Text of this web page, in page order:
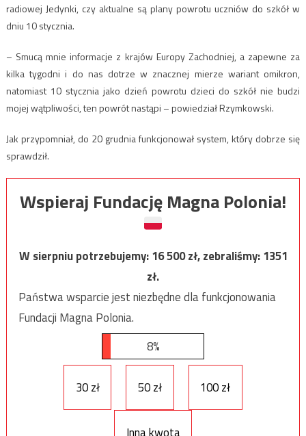
radiowej Jedynki, czy aktualne są plany powrotu uczniów do szkół w
dniu 10 stycznia.
– Smucą mnie informacje z krajów Europy Zachodniej, a zapewne za
kilka tygodni i do nas dotrze w znacznej mierze wariant omikron,
natomiast 10 stycznia jako dzień powrotu dzieci do szkół nie budzi
mojej wątpliwości, ten powrót nastąpi – powiedział Rzymkowski.
Jak przypomniał, do 20 grudnia funkcjonował system, który dobrze się
sprawdził.
Wspieraj Fundację Magna Polonia!
W sierpniu potrzebujemy:16 500zł, zebraliśmy:1351
zł.
Państwa wsparcie jest niezbędne dla funkcjonowania
Fundacji Magna Polonia.
8%
30 zł 50 zł 100 zł
Inna kwota